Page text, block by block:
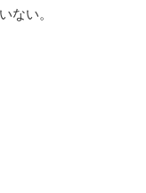
ない。